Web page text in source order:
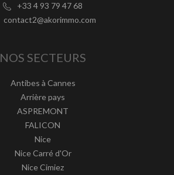
+33 4 93 79 47 68
contact2@akorimmo.com
NOS SECTEURS
Antibes à Cannes
Arrière pays
ASPREMONT
FALICON
Nice
Nice Carré d'Or
Nice Cimiez